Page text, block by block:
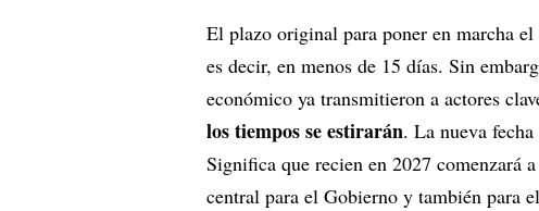
El plazo original para poner en marcha
es decir, en menos de 15 días. Sin
económico ya transmitieron a actores
los tiempos se estirarán. La nueva
Significa que recien en 2027 comenzará
central para el Gobierno y también para